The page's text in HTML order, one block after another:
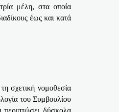
μέλη, στα οποία
έως και κατά
σχετική νομοθεσία
του Συμβουλίου
περιπτώσει δύσκολα